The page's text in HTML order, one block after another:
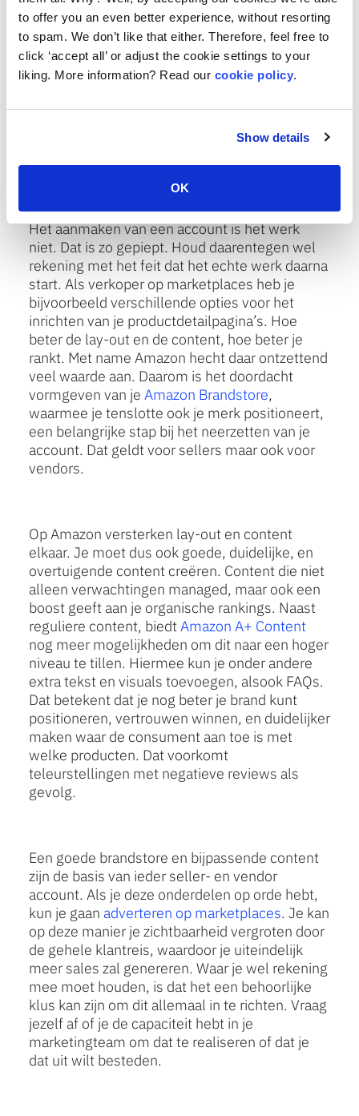
to offer you an even better experience, without resorting
to spam. We don’t like that either. Therefore, feel free to
click ‘accept all’ or adjust the cookie settings to your
liking. More information? Read our cookie policy.
Show details
OK
vragen, en alle andere issues waar je klant mee
worstelt. Hoe beter je klantenservice, hoe
beter je ranking op marketplaces en hoe beter
je brand presence. Dat is essentieel voor je
Kies je echter voor FBA of LvB, dan neemt de
3. Marketing: naar een hoger niveau
Het aanmaken van een account is het werk
niet. Dat is zo gepiept. Houd daarentegen wel
rekening met het feit dat het echte werk daarna
start. Als verkoper op marketplaces heb je
bijvoorbeeld verschillende opties voor het
inrichten van je productdetailpagina’s. Hoe
beter de lay-out en de content, hoe beter je
rankt. Met name Amazon hecht daar ontzettend
veel waarde aan. Daarom is het doordacht
vormgeven van je Amazon Brandstore,
waarmee je tenslotte ook je merk positioneert,
een belangrijke stap bij het neerzetten van je
account. Dat geldt voor sellers maar ook voor
vendors.
Op Amazon versterken lay-out en content
elkaar. Je moet dus ook goede, duidelijke, en
overtuigende content creëren. Content die niet
alleen verwachtingen managed, maar ook een
boost geeft aan je organische rankings. Naast
reguliere content, biedtAmazon A+ Content
nog meer mogelijkheden om dit naar een hoger
niveau te tillen. Hiermee kun je onder andere
extra tekst en visuals toevoegen, alsook FAQs.
Dat betekent dat je nog beter je brand kunt
positioneren, vertrouwen winnen, en duidelijker
maken waar de consument aan toe is met
welke producten. Dat voorkomt
teleurstellingen met negatieve reviews als
gevolg.
Een goede brandstore en bijpassende content
zijn de basis van ieder seller- en vendor
account. Als je deze onderdelen op orde hebt,
kun je gaan adverteren op marketplaces. Je kan
op deze manier je zichtbaarheid vergroten door
de gehele klantreis, waardoor je uiteindelijk
meer sales zal genereren. Waar je wel rekening
mee moet houden, is dat het een behoorlijke
klus kan zijn om dit allemaal in te richten. Vraag
jezelf af of je de capaciteit hebt in je
marketingteam om dat te realiseren of dat je
dat uit wilt besteden.